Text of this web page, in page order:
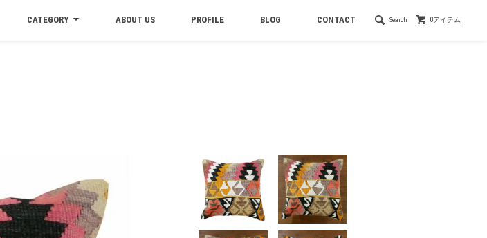
0アイテム
Search
CATEGORY ABOUT US PROFILE BLOG CONTACT